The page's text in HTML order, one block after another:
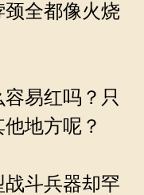
全都像火烧
易红吗？只
地方呢？
斗兵器却罕